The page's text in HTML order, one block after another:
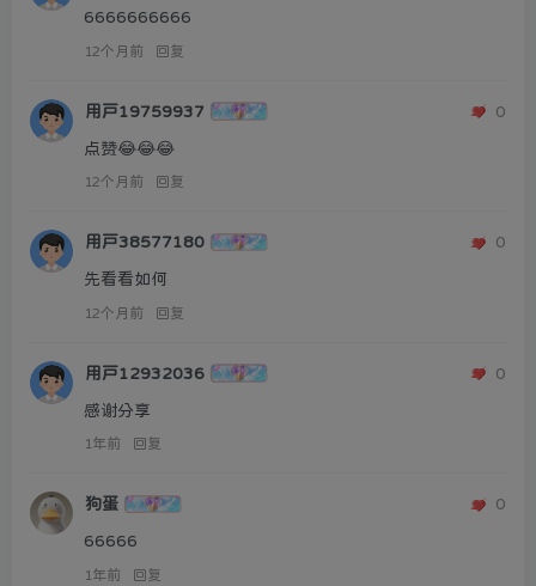
6666666666
12个月前 回复
用户19759937 0
点赞😂😂😂
12个月前 回复
用户38577180 0
先看看如何
12个月前 回复
用户12932036 0
感谢分享
1年前 回复
狗蛋 0
66666
1年前 回复